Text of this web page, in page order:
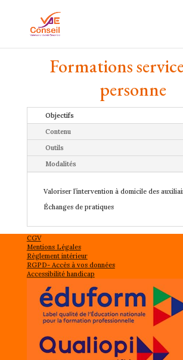
Formations
personne
Objectifs
Contenu
Outils
Modalités
Valoriser l’intervention à domicile des
Échanges de pratiques
CGV
Mentions Légales
Règlement intérieur
RGPD- Accès à vos données
Accessibilité handicap